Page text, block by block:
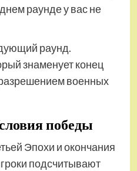
раунде у вас не
раунд.
знаменует конец
военных
победы
Эпохи и окончания
подсчитывают